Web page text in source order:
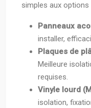
simples aux
Panneaux
installer,
Plaques de
Meilleure
requises.
Vinyle lourd
isolation,